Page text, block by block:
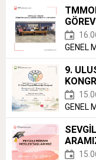
GENEL
9.
GENEL